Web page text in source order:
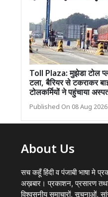
Toll Plaza: मुझेडा टोल
टला, बैरियर से टकराकर
टोलकर्मियों ने पहुंचाया
Published On 08 Aug 2026
About Us
सच कहूँ हिंदी व पंजाबी भाषा मे
अख़बार। प्रकाशन, प्रसारण
विश्वसनीय समाचारों, सूचनाओं,